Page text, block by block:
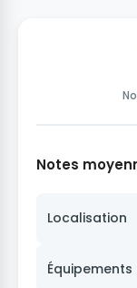
Notes
Localisation